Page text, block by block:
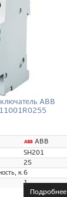
ABB
ABB
SH201
25
кА:
6
1
Подробнее